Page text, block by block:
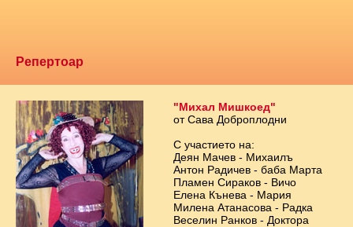
Репертоар
"Михал Мишкоед"
от Сава Доброплодни
С участието на:
Деян Мачев - Михаилъ
Антон Радичев - баба Марта
Пламен Сираков - Вичо
Елена Кънева - Мария
Милена Атанасова - Радка
Веселин Ранков - Доктора